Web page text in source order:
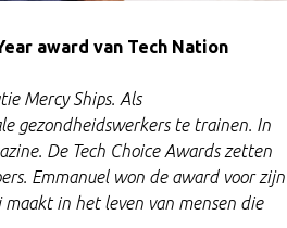
award van Tech Nation
Mercy Ships. Als
gezondheidswerkers te trainen. In
De Tech Choice Awards zetten
Emmanuel won de award voorzijn
in het leven van mensen die